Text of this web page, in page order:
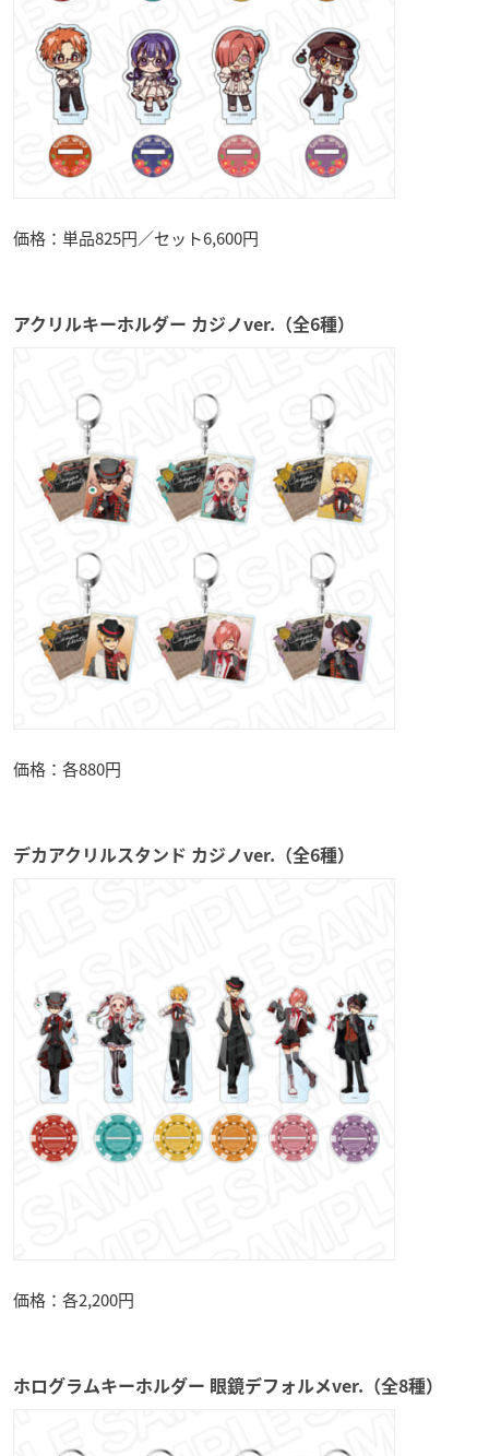
価格：単品825円／セット6,600円
アクリルキーホルダー カジノver.（全6種）
価格：各880円
デカアクリルスタンド カジノver.（全6種）
価格：各2,200円
ホログラムキーホルダー 眼鏡デフォルメver.（全8種）